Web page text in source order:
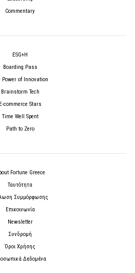
Commentary
ESG+H
Boarding Pass
Power of Innovation
Brainstorm Tech
E-commerce Stars
Time Well Spent
Path to Zero
Fortune Greece
Ταυτότητα
Συμμόρφωσης
Επικοινωνία
Newsletter
Συνδρομή
Όροι Χρήσης
Δεδομένα